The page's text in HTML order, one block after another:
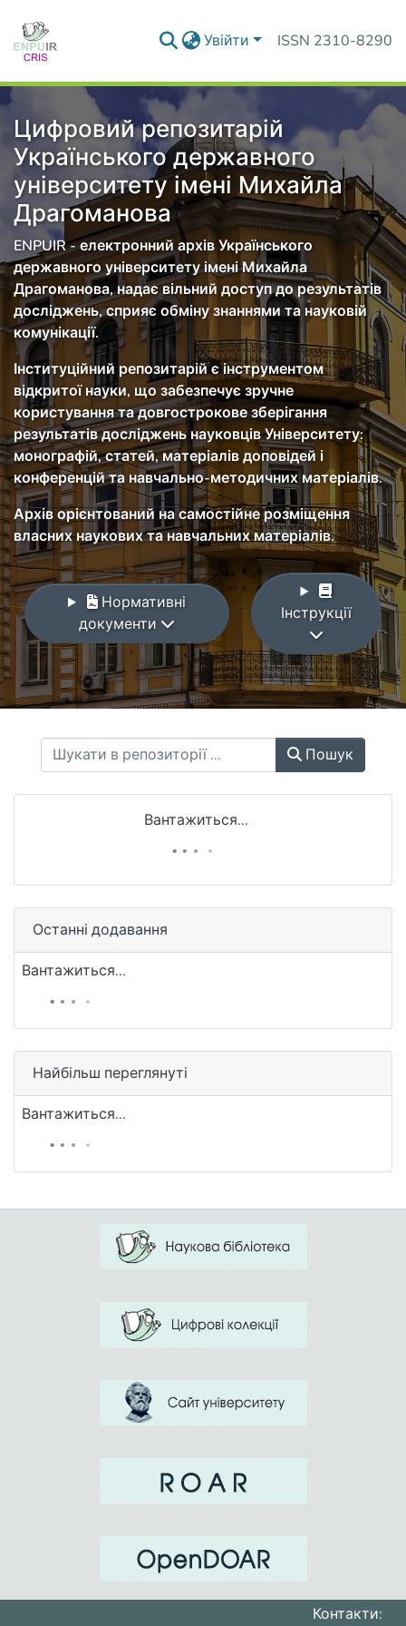
Увійти ISSN 2310-8290
Цифровий репозитарій
Українського державного
університету імені Михайла
Драгоманова
ENPUIR - електронний архів Українського
державного університету імені Михайла
Драгоманова, надає вільний доступ до результатів
досліджень, сприяє обміну знаннями та науковій
комунікації.
Інституційний репозитарій є інструментом
відкритої науки, що забезпечує зручне
користування та довгострокове зберігання
результатів досліджень науковців Університету:
монографій, статей, матеріалів доповідей і
конференцій та навчально-методичних матеріалів.
Архів орієнтований на самостійне розміщення
власних наукових та навчальних матеріалів.
Нормативні
документи
Інструкції
Пошук
Вантажиться...
Останні додавання
Вантажиться...
Найбільш переглянуті
Вантажиться...
Контакти: